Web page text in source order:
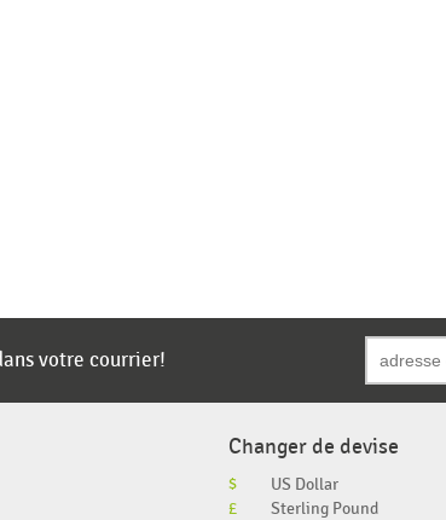
votre courrier!
Changer de devise
$
US Dollar
£
Sterling Pound